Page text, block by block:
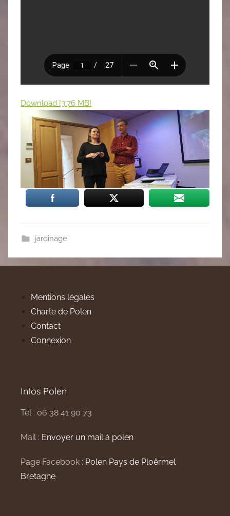
Download [3.76 MB]
jardinage
Mentions légales
Charte de Polen
Contact
Connexion
Infos Polen
Tel : 06 38 41 90 73
Mail : Envoyer un mail à polen
Page Facebook : Polen Pays de Ploërmel
Bretagne